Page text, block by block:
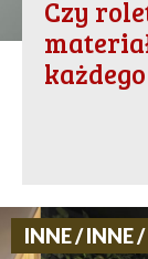
Czy
INNE / INNE